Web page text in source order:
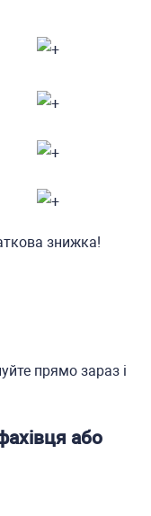
знижка!
прямо зараз і
або